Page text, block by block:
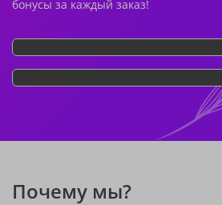
бонусы за каждый заказ!
Почему мы?